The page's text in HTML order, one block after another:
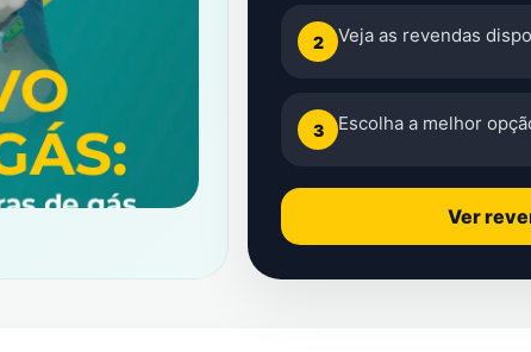
2 Veja as revendas
3 Escolha a melhor
Ver